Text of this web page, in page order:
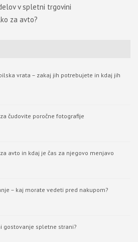
v spletni trgovini
za avto?
vrata – zakaj jih potrebujete in kdaj jih
čudovite poročne fotografije
avto in kdaj je čas za njegovo menjavo
– kaj morate vedeti pred nakupom?
gostovanje spletne strani?